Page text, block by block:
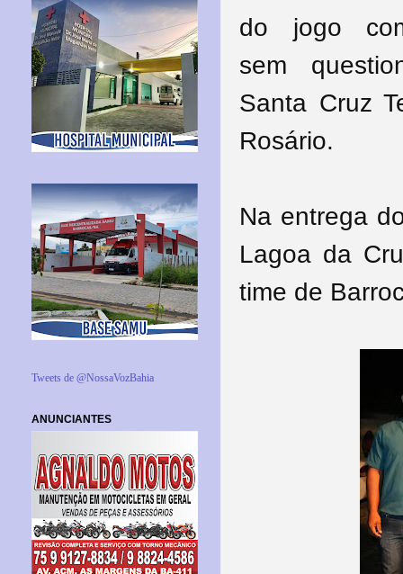
do jogo
sem
Santa Cruz
Rosário.
Na entrega
Lagoa da
time de
Tweets de @NossaVozBahia
ANUNCIANTES